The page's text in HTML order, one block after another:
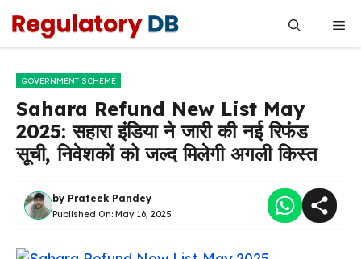
Skip
to
GOVERNMENT SCHEME
Sahara Refund New List May
2025: सहारा इंडिया ने जारी की नई रिफंड
सूची, निवेशकों को जल्द मिलेगी अगली किस्त
by Prateek Pandey
Published On: May 16, 2025